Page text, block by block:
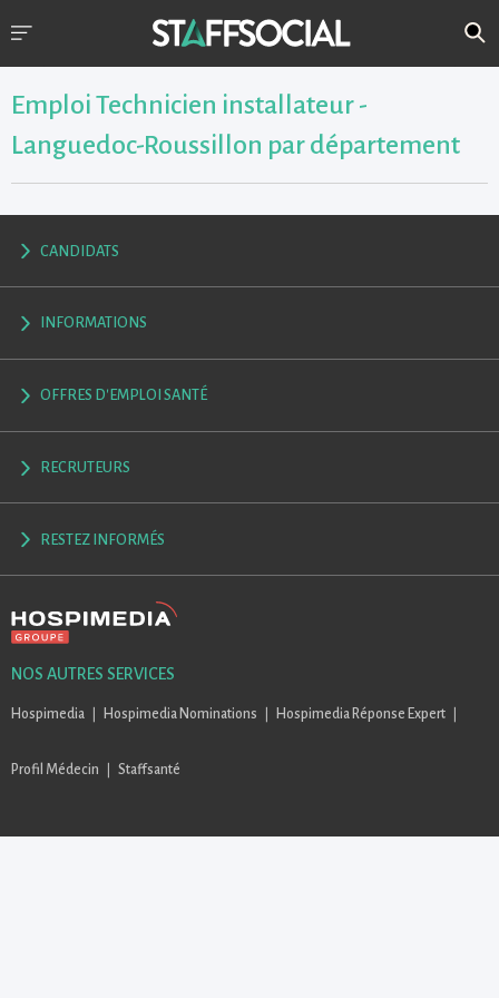
Emploi Technicien installateur -
Languedoc-Roussillon par département
CANDIDATS
INFORMATIONS
OFFRES D'EMPLOI SANTÉ
RECRUTEURS
RESTEZ INFORMÉS
NOS AUTRES SERVICES
Hospimedia Hospimedia Nominations Hospimedia Réponse Expert
Profil Médecin Staffsanté